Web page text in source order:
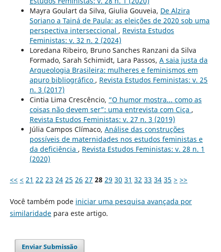
Mayra Goulart da Silva, Giulia Gouveia, De Alzira
Soriano a Tainá de Paula: as eleições de 2020 sob uma
perspectiva interseccional , Revista Estudos
Feministas: v. 32 n. 2 (2024)
Loredana Ribeiro, Bruno Sanches Ranzani da Silva
Formado, Sarah Schimidt, Lara Passos, A saia justa da
Arqueologia Brasileira: mulheres e feminismos em
apuro bibliográfico , Revista Estudos Feministas: v. 25
n. 3 (2017)
Cintia Lima Crescêncio, “O humor mostra... como as
coisas não devem ser”: uma entrevista com Ciça ,
Revista Estudos Feministas: v. 27 n. 3 (2019)
Júlia Campos Clímaco, Análise das construções
possíveis de maternidades nos estudos feministas e
da deficiência , Revista Estudos Feministas: v. 28 n. 1
(2020)
<< < 21 22 23 24 25 26 27 28 29 30 31 32 33 34 35 > >>
Você também pode iniciar uma pesquisa avançada por
similaridadepara este artigo.
Enviar Submissão